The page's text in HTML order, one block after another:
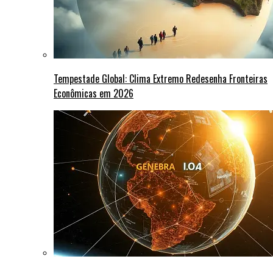
Tempestade Global: Clima Extremo Redesenha Fronteiras
Econômicas em 2026